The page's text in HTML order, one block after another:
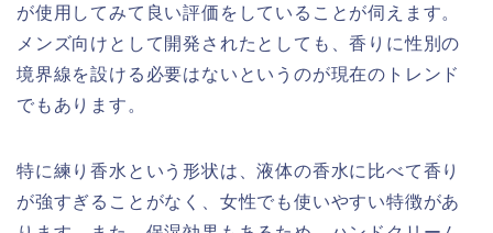
が使用してみて良い評価をしていることが伺えます。
メンズ向けとして開発されたとしても、香りに性別の
境界線を設ける必要はないというのが現在のトレンド
でもあります。
特に練り香水という形状は、液体の香水に比べて香り
が強すぎることがなく、女性でも使いやすい特徴があ